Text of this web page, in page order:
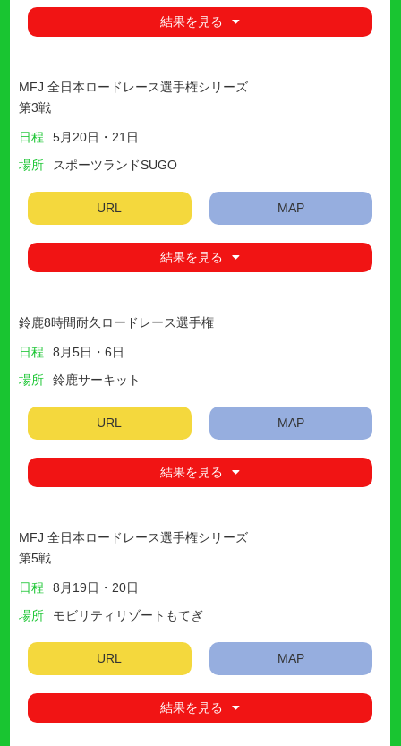
結果を見る
MFJ 全日本ロードレース選手権シリーズ
第3戦
日程
5月20日・21日
場所
スポーツランドSUGO
URL MAP
結果を見る
鈴鹿8時間耐久ロードレース選手権
日程
8月5日・6日
場所
鈴鹿サーキット
URL MAP
結果を見る
MFJ 全日本ロードレース選手権シリーズ
第5戦
日程
8月19日・20日
場所
モビリティリゾートもてぎ
URL MAP
結果を見る